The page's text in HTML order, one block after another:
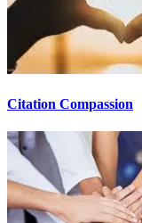
Citation Compassion